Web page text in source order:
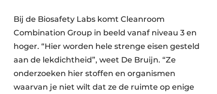
Bij de Biosafety Labs komt Cleanroom
Combination Group in beeld vanaf niveau 3 en
hoger. “Hier worden hele strenge eisen gesteld
aan de lekdichtheid”, weet De Bruijn. “Ze
onderzoeken hier stoffen en organismen
waarvan je niet wilt dat ze de ruimte op enige